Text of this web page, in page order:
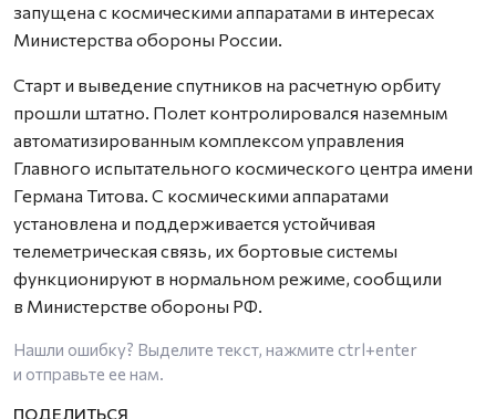
запущена с космическими аппаратами в интересах
Министерства обороны России.
Старт и выведение спутников на расчетную орбиту
прошли штатно. Полет контролировался наземным
автоматизированным комплексом управления
Главного испытательного космического центра имени
Германа Титова. С космическими аппаратами
установлена и поддерживается устойчивая
телеметрическая связь, их бортовые системы
функционируют в нормальном режиме, сообщили
в Министерстве обороны РФ.
Нашли ошибку? Выделите текст, нажмите ctrl+enter
и отправьте ее нам.